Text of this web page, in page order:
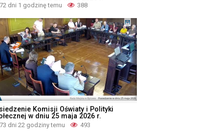
72 dni 1 godzinę temu 388
Komisji Oświaty i Polityki
w dniu 25 maja 2026 r.
73 dni 22 godziny temu 493